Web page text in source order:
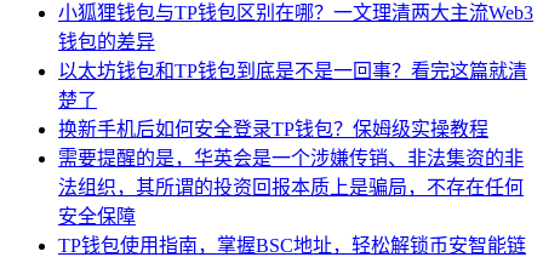
小狐狸钱包与TP钱包区别在哪？一文理清两大主流Web3
钱包的差异
以太坊钱包和TP钱包到底是不是一回事？看完这篇就清
楚了
换新手机后如何安全登录TP钱包？保姆级实操教程
需要提醒的是，华英会是一个涉嫌传销、非法集资的非
法组织，其所谓的投资回报本质上是骗局，不存在任何
安全保障
TP钱包使用指南，掌握BSC地址，轻松解锁币安智能链